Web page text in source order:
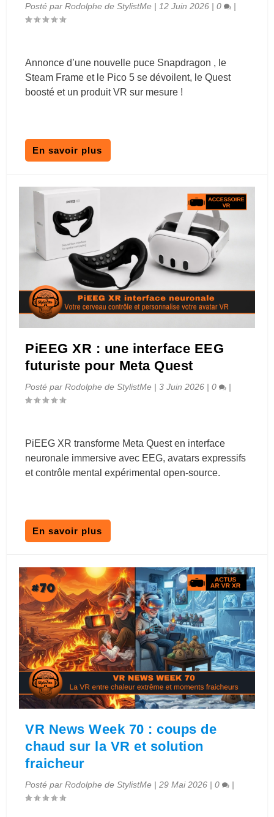
Posté parRodolphe de StylistMe | 12 Juin 2026 |0 |
Annonce d’une nouvelle puce Snapdragon , le
Steam Frame et le Pico 5 se dévoilent, le Quest
boosté et un produit VR sur mesure !
En savoir plus
PiEEG XR : une interface EEG
futuriste pour Meta Quest
Posté parRodolphe de StylistMe |3 Juin 2026 |0 |
PiEEG XR transforme Meta Quest en interface
neuronale immersive avec EEG, avatars expressifs
et contrôle mental expérimental open-source.
En savoir plus
VR News Week 70 : coups de
chaud sur la VR et solution
fraicheur
Posté parRodolphe de StylistMe |29 Mai 2026 |0 |